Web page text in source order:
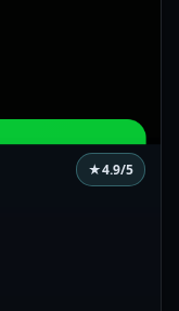
★4.9/5